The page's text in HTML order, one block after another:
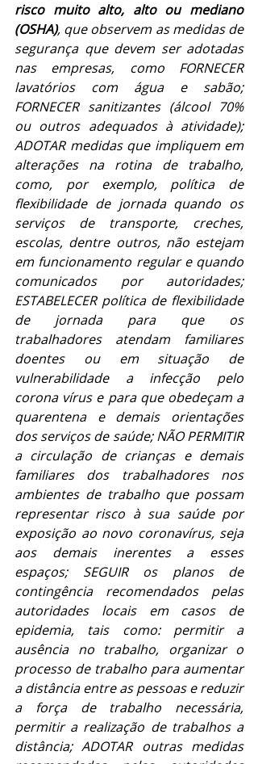
risco muito alto, alto ou mediano
(OSHA), que observem as medidas de
segurança que devem ser adotadas
nas empresas, como FORNECER
lavatórios com água e sabão;
FORNECER sanitizantes (álcool 70%
ou outros adequados à atividade);
ADOTAR medidas que impliquem em
alterações na rotina de trabalho,
como, por exemplo, política de
flexibilidade de jornada quando os
serviços de transporte, creches,
escolas, dentre outros, não estejam
em funcionamento regular e quando
comunicados por autoridades;
ESTABELECER política de flexibilidade
de jornada para que os
trabalhadores atendam familiares
doentes ou em situação de
vulnerabilidade a infecção pelo
corona vírus e para que obedeçam a
quarentena e demais orientações
dos serviços de saúde; NÃO PERMITIR
a circulação de crianças e demais
familiares dos trabalhadores nos
ambientes de trabalho que possam
representar risco à sua saúde por
exposição ao novo coronavírus, seja
aos demais inerentes a esses
espaços; SEGUIR os planos de
contingência recomendados pelas
autoridades locais em casos de
epidemia, tais como: permitir a
ausência no trabalho, organizar o
processo de trabalho para aumentar
a distância entre as pessoas e reduzir
a força de trabalho necessária,
permitir a realização de trabalhos a
distância; ADOTAR outras medidas